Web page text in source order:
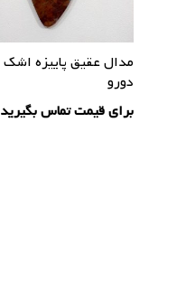
مدال عقیق پاییزه اشک
دورو
برای قیمت تماس بگیرید